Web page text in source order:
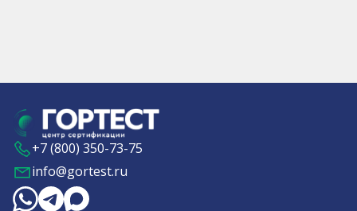
+7 (800) 350-73-75
info@gortest.ru